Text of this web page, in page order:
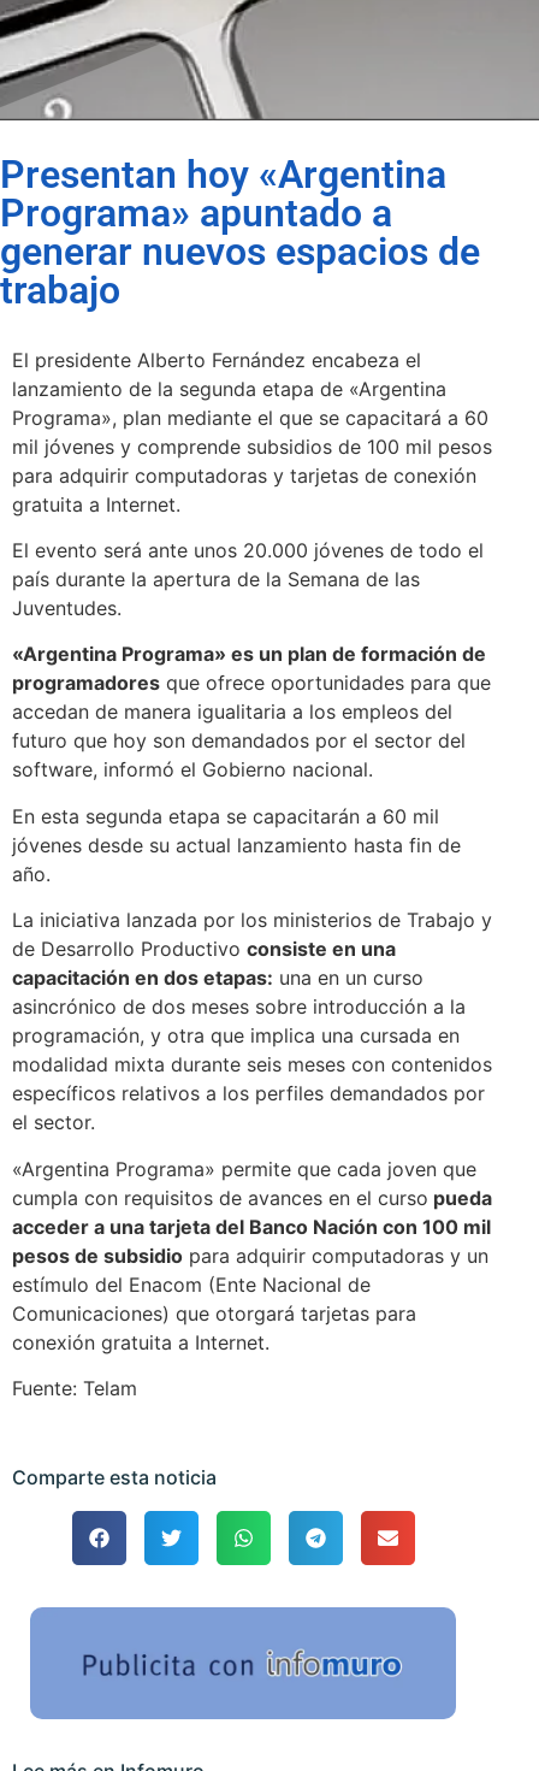
Presentan hoy «Argentina
Programa» apuntado a
generar nuevos espacios de
trabajo
El presidente Alberto Fernández encabeza el
lanzamiento de la segunda etapa de «Argentina
Programa», plan mediante el que se capacitará a 60
mil jóvenes y comprende subsidios de 100 mil pesos
para adquirir computadoras y tarjetas de conexión
gratuita a Internet.
El evento será ante unos 20.000 jóvenes de todo el
país durante la apertura de la Semana de las
Juventudes.
«Argentina Programa» es un plan de formación de
programadores que ofrece oportunidades para que
accedan de manera igualitaria a los empleos del
futuro que hoy son demandados por el sector del
software, informó el Gobierno nacional.
En esta segunda etapa se capacitarán a 60 mil
jóvenes desde su actual lanzamiento hasta fin de
año.
La iniciativa lanzada por los ministerios de Trabajo y
de Desarrollo Productivo consiste en una
capacitación en dos etapas: una en un curso
asincrónico de dos meses sobre introducción a la
programación, y otra que implica una cursada en
modalidad mixta durante seis meses con contenidos
específicos relativos a los perfiles demandados por
el sector.
«Argentina Programa» permite que cada joven que
cumpla con requisitos de avances en el curso pueda
acceder a una tarjeta del Banco Nación con 100 mil
pesos de subsidio para adquirir computadoras y un
estímulo del Enacom (Ente Nacional de
Comunicaciones) que otorgará tarjetas para
conexión gratuita a Internet.
Fuente: Telam
Comparte esta noticia